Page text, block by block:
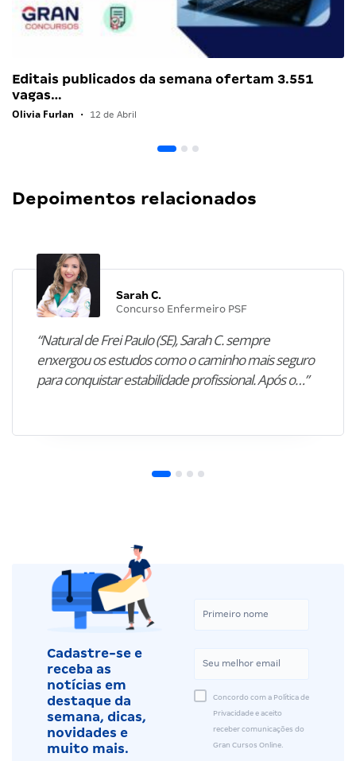
Editais publicados da semana ofertam 3.551
vagas…
Olivia Furlan • 12 de Abril
Depoimentos relacionados
Sarah C.
Concurso Enfermeiro PSF
“Natural de Frei Paulo (SE), Sarah C. sempre
enxergou os estudos como o caminho mais seguro
para conquistar estabilidade profissional. Após o…”
Cadastre-se e
receba as
notícias em
destaque da
semana, dicas,
novidades e
muito mais.
Concordo com a Política de
Privacidade e aceito
receber comunicações do
Gran Cursos Online.